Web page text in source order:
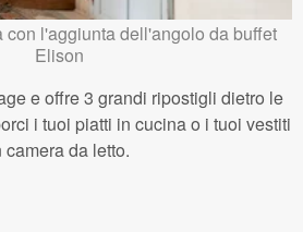
l'aggiunta dell'angolo da buffet
Elison
e offre 3 grandi ripostigli dietro le
i tuoi piatti in cucina o i tuoi vestiti
camera da letto.